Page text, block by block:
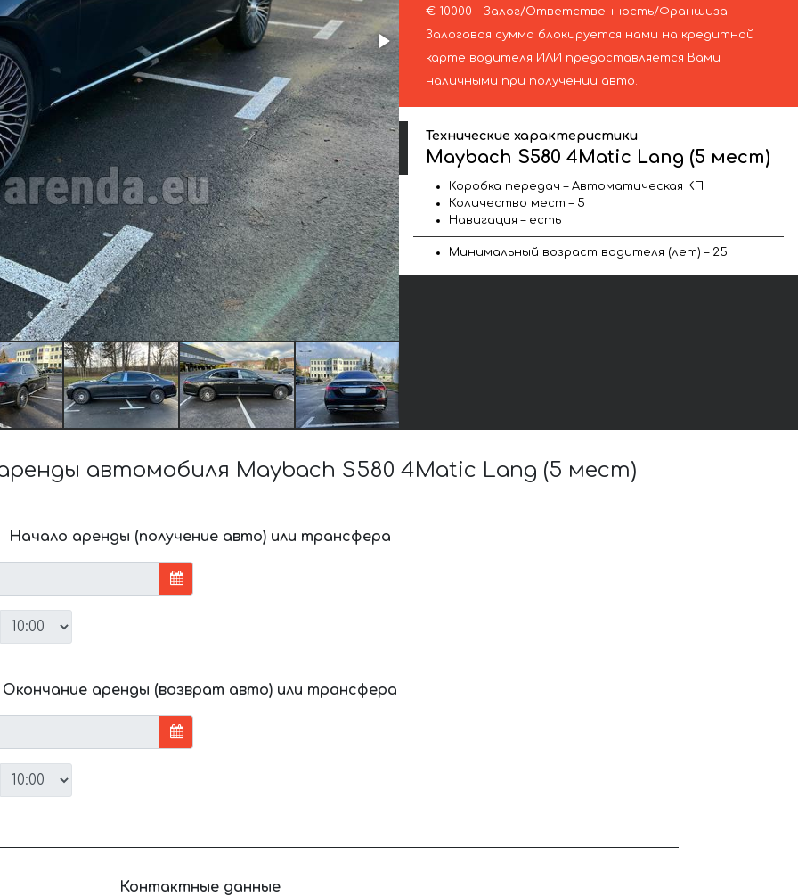
€ 10000 – Залог/Ответственность/Франшиза.
Залоговая сумма блокируется нами на кредитной
карте водителя ИЛИ предоставляется Вами
наличными при получении авто.
Технические характеристики
Maybach S580 4Matic Lang (5 мест)
Коробка передач – Автоматическая КП
Количество мест – 5
Навигация – есть
Минимальный возраст водителя (лет) – 25
автомобиля Maybach S580 4Matic Lang (5 мест)
Начало аренды (получение авто) или трансфера
Окончание аренды (возврат авто) или трансфера
Контактные данные